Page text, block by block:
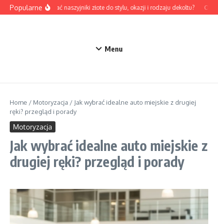
Przejdź do treści
PopularneJak dobrać naszyjniki złote do stylu, okazji i rodzaju dekoltu?
Menu
Home / Motoryzacja / Jak wybrać idealne auto miejskie z drugiej
ręki? przegląd i porady
Motoryzacja
Jak wybrać idealne auto miejskie z
drugiej ręki? przegląd i porady